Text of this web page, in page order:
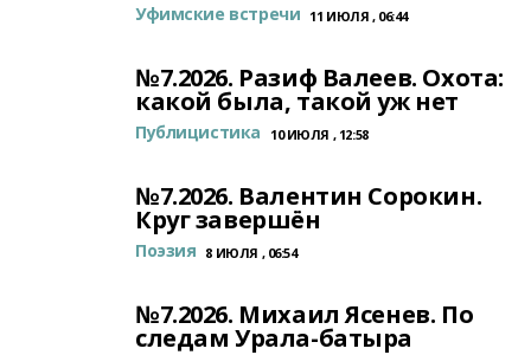
Уфимские встречи 11 ИЮЛЯ , 06:44
№7.2026. Разиф Валеев. Охота:
какой была, такой уж нет
Публицистика 10 ИЮЛЯ , 12:58
№7.2026. Валентин Сорокин.
Круг завершён
Поэзия 8 ИЮЛЯ , 06:54
№7.2026. Михаил Ясенев. По
следам Урала-батыра